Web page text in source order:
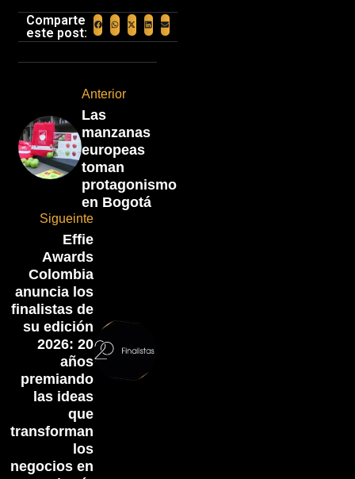
Comparte
este post:
Anterior
Las
manzanas
europeas
toman
protagonismo
en Bogotá
Sigueinte
Effie
Awards
Colombia
anuncia los
finalistas de
su edición
2026: 20
años
premiando
las ideas
que
transforman
los
negocios en